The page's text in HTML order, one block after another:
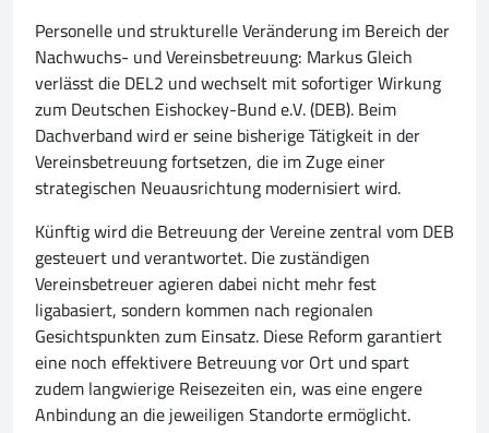
Personelle und strukturelle Veränderung im Bereich der
Nachwuchs- und Vereinsbetreuung: Markus Gleich
verlässt die DEL2 und wechselt mit sofortiger Wirkung
zum Deutschen Eishockey-Bund e.V. (DEB). Beim
Dachverband wird er seine bisherige Tätigkeit in der
Vereinsbetreuung fortsetzen, die im Zuge einer
strategischen Neuausrichtung modernisiert wird.
Künftig wird die Betreuung der Vereine zentral vom DEB
gesteuert und verantwortet. Die zuständigen
Vereinsbetreuer agieren dabei nicht mehr fest
ligabasiert, sondern kommen nach regionalen
Gesichtspunkten zum Einsatz. Diese Reform garantiert
eine noch effektivere Betreuung vor Ort und spart
zudem langwierige Reisezeiten ein, was eine engere
Anbindung an die jeweiligen Standorte ermöglicht.